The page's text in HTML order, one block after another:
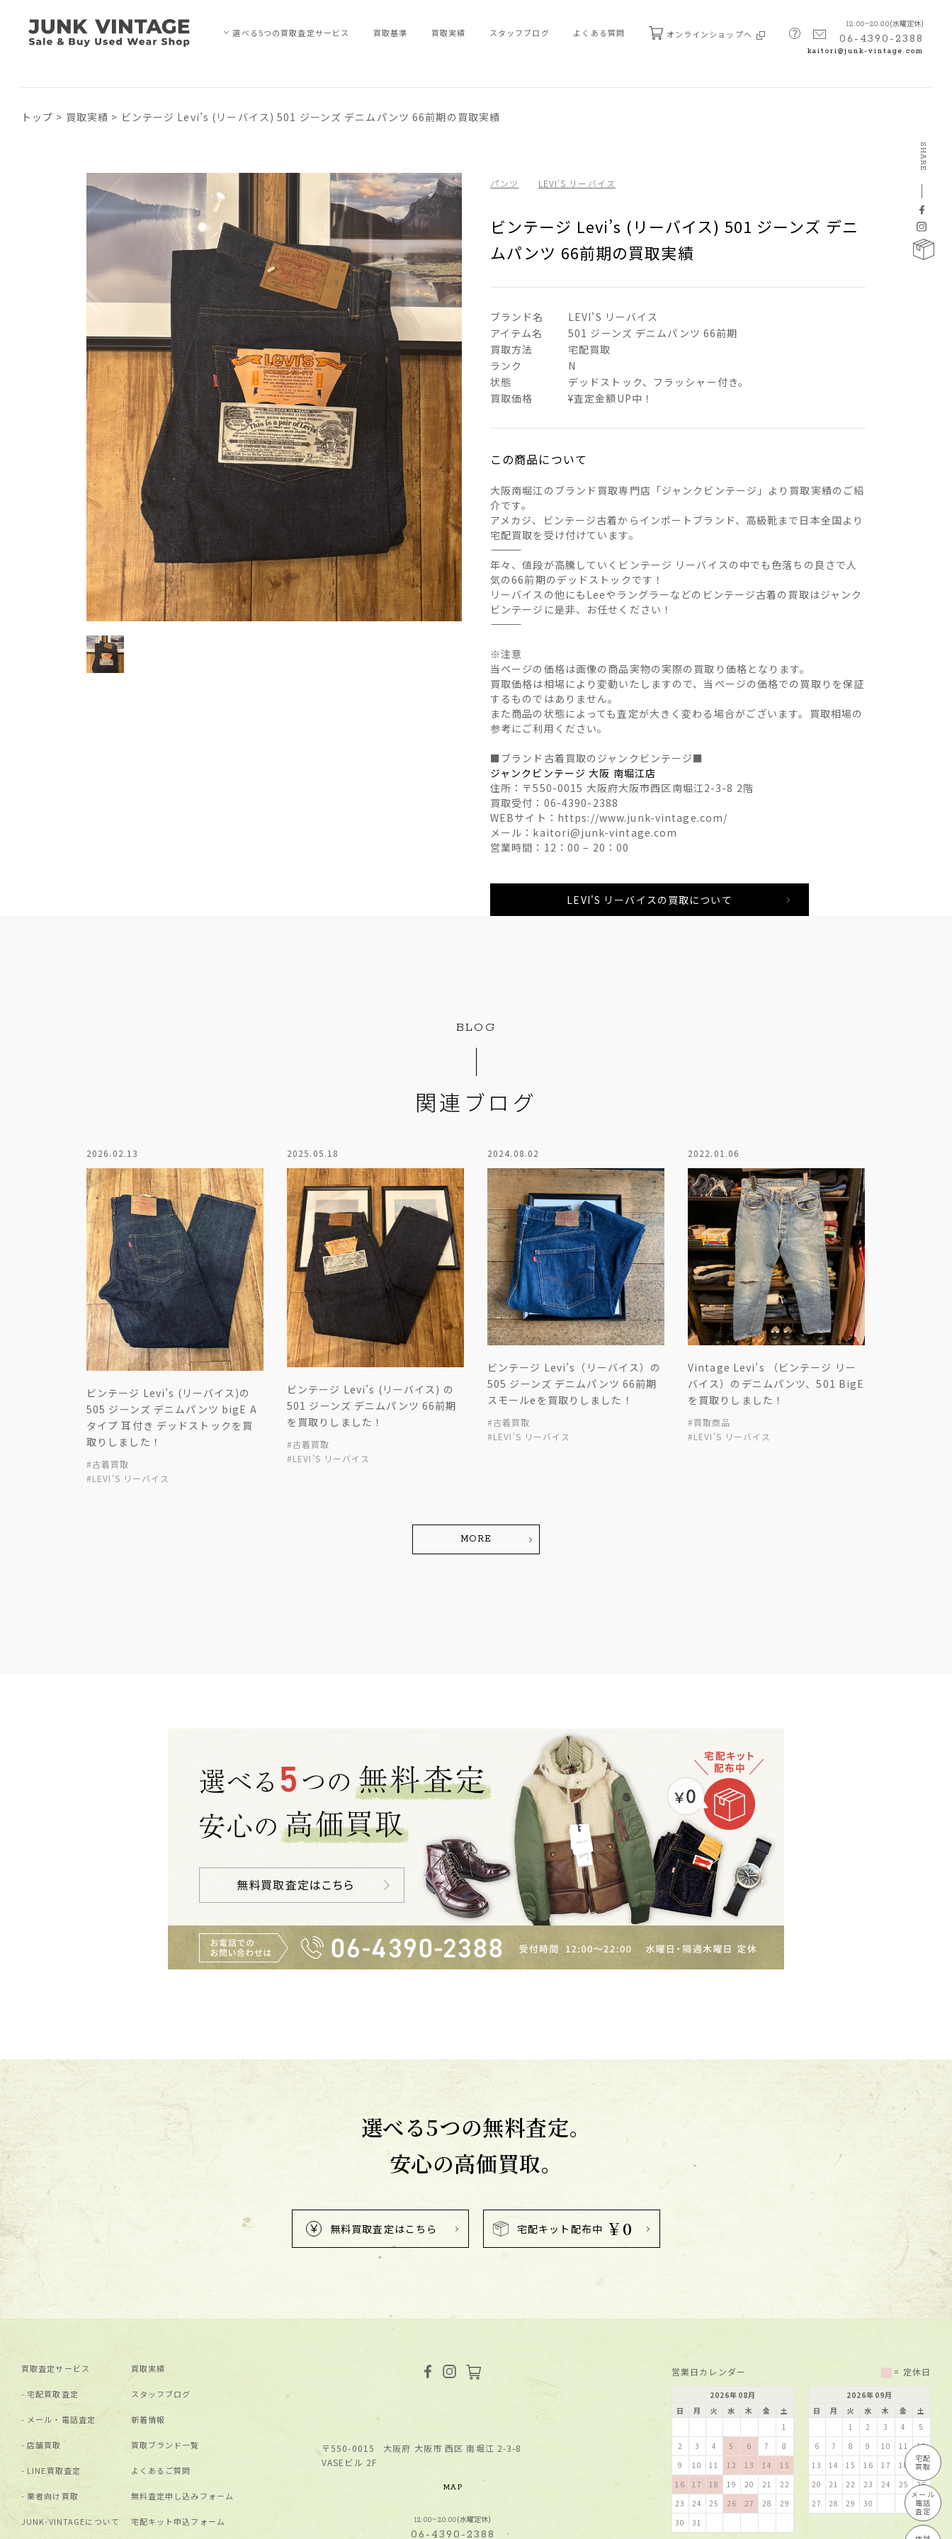
選べる5つの買取査定サービス 買取基準 買取実績 スタッフブログ よくある質問 オンラインショップへ
12:00~20:00(水曜定休)
06-4390-2388
kaitori@junk-vintage.com
トップ > 買取実績 > ビンテージ Levi’s (リーバイス) 501 ジーンズ デニムパンツ 66前期の買取実績
パンツ LEVI'S リーバイス
ビンテージ Levi’s (リーバイス) 501 ジーンズ デニ
ムパンツ 66前期の買取実績
ブランド名
LEVI'S リーバイス
アイテム名
501 ジーンズ デニムパンツ 66前期
買取方法
宅配買取
ランク
N
状態
デッドストック、フラッシャー付き。
買取価格
¥査定金額UP中！
この商品について
大阪南堀江のブランド買取専門店「ジャンクビンテージ」より買取実績のご紹
介です。
アメカジ、ビンテージ古着からインポートブランド、高級靴まで日本全国より
宅配買取を受け付けています。
――――――――――――――
年々、値段が高騰していくビンテージ リーバイスの中でも色落ちの良さで人
気の66前期のデッドストックです！
リーバイスの他にもLeeやラングラーなどのビンテージ古着の買取はジャンク
ビンテージに是非、お任せください！
――――――――――――――
※注意
当ページの価格は画像の商品実物の実際の買取り価格となります。
買取価格は相場により変動いたしますので、当ページの価格での買取りを保証
するものではありません。
また商品の状態によっても査定が大きく変わる場合がございます。買取相場の
参考にご利用ください。
■ブランド古着買取のジャンクビンテージ■
ジャンクビンテージ 大阪 南堀江店
住所：〒550-0015 大阪府大阪市西区南堀江2-3-8 2階
買取受付：06-4390-2388
WEBサイト：https://www.junk-vintage.com/
メール：kaitori@junk-vintage.com
営業時間：12：00 – 20：00
LEVI'S リーバイスの買取について
BLOG
関連ブログ
2026.02.13
ビンテージ Levi’s (リーバイス)の
505 ジーンズ デニムパンツ bigE A
タイプ 耳付き デッドストックを買
取りしました！
#古着買取
#LEVI'S リーバイス
2025.05.18
ビンテージ Levi’s (リーバイス) の
501 ジーンズ デニムパンツ 66前期
を買取りしました！
#古着買取
#LEVI'S リーバイス
2024.08.02
ビンテージ Levi’s（リーバイス）の
505 ジーンズ デニムパンツ 66前期
スモールeを買取りしました！
#古着買取
#LEVI'S リーバイス
2022.01.06
Vintage Levi’s （ビンテージ リー
バイス）のデニムパンツ、501 BigE
を買取りしました！
#買取商品
#LEVI'S リーバイス
MORE
選べる5つの無料査定。
安心の高価買取。
無料買取査定はこちら 宅配キット配布中 ￥0
買取査定サービス
宅配買取査定
メール・電話査定
店舗買取
LINE買取査定
業者向け買取
JUNK-VINTAGEについて
買取実績
スタッフブログ
新着情報
買取ブランド⼀覧
よくあるご質問
無料査定申し込みフォーム
宅配キット申込フォーム
〒550-0015
⼤阪府 ⼤阪市 ⻄区 南堀江 2-3-8
VASEビル 2F
営業日カレンダー
2026年 08月
日
月 火 水 木 金
土
1
2
3 4 5 6 7
8
9
10 11 12 13 14
15
16
17 18 19 20 21
22
23
24 25 26 27 28
29
30
31
= 定休日
2026年 09月
日
月 火 水 木 金
土
1
2 3 4
5
6
7 8 9 10 11
12
13
14 15 16 17 18
19
20
21 22 23 24 25
26
27
28 29 30
SHARE
宅配
買取
メール
電話
査定